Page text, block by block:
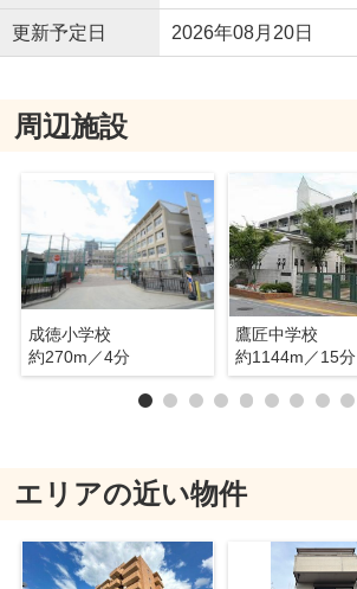
更新予定日 2026年08月20日
周辺施設
成徳小学校
約270m／4分
鷹匠中学校
約1144m／15分
エリアの近い物件